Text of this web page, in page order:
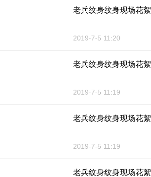
老兵纹身纹身现场花絮
2019-7-5 11:20
老兵纹身纹身现场花絮
2019-7-5 11:19
老兵纹身纹身现场花絮
2019-7-5 11:19
老兵纹身纹身现场花絮